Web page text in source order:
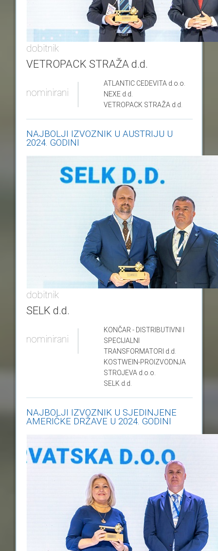
dobitnik
VETROPACK STRAŽA d.d.
nominirani
ATLANTIC CEDEVITA d.o.o.
NEXE d.d.
VETROPACK STRAŽA d.d.
NAJBOLJI IZVOZNIK U AUSTRIJU U
2024. GODINI
dobitnik
SELK d.d.
nominirani
KONČAR - DISTRIBUTIVNI I
SPECIJALNI
TRANSFORMATORI d.d.
KOSTWEIN-PROIZVODNJA
STROJEVA d.o.o.
SELK d.d.
NAJBOLJI IZVOZNIK U SJEDINJENE
AMERIČKE DRŽAVE U 2024. GODINI